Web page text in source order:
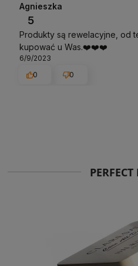
Agnieszka
5
Produkty są rewelacyjne, od
kupować u Was.❤️❤️❤️
6/9/2023
0
0